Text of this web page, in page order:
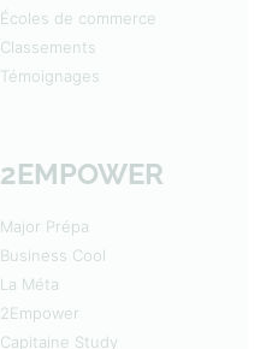
Écoles de commerce
Classements
Témoignages
2EMPOWER
Major Prépa
Business Cool
La Méta
2Empower
Capitaine Study